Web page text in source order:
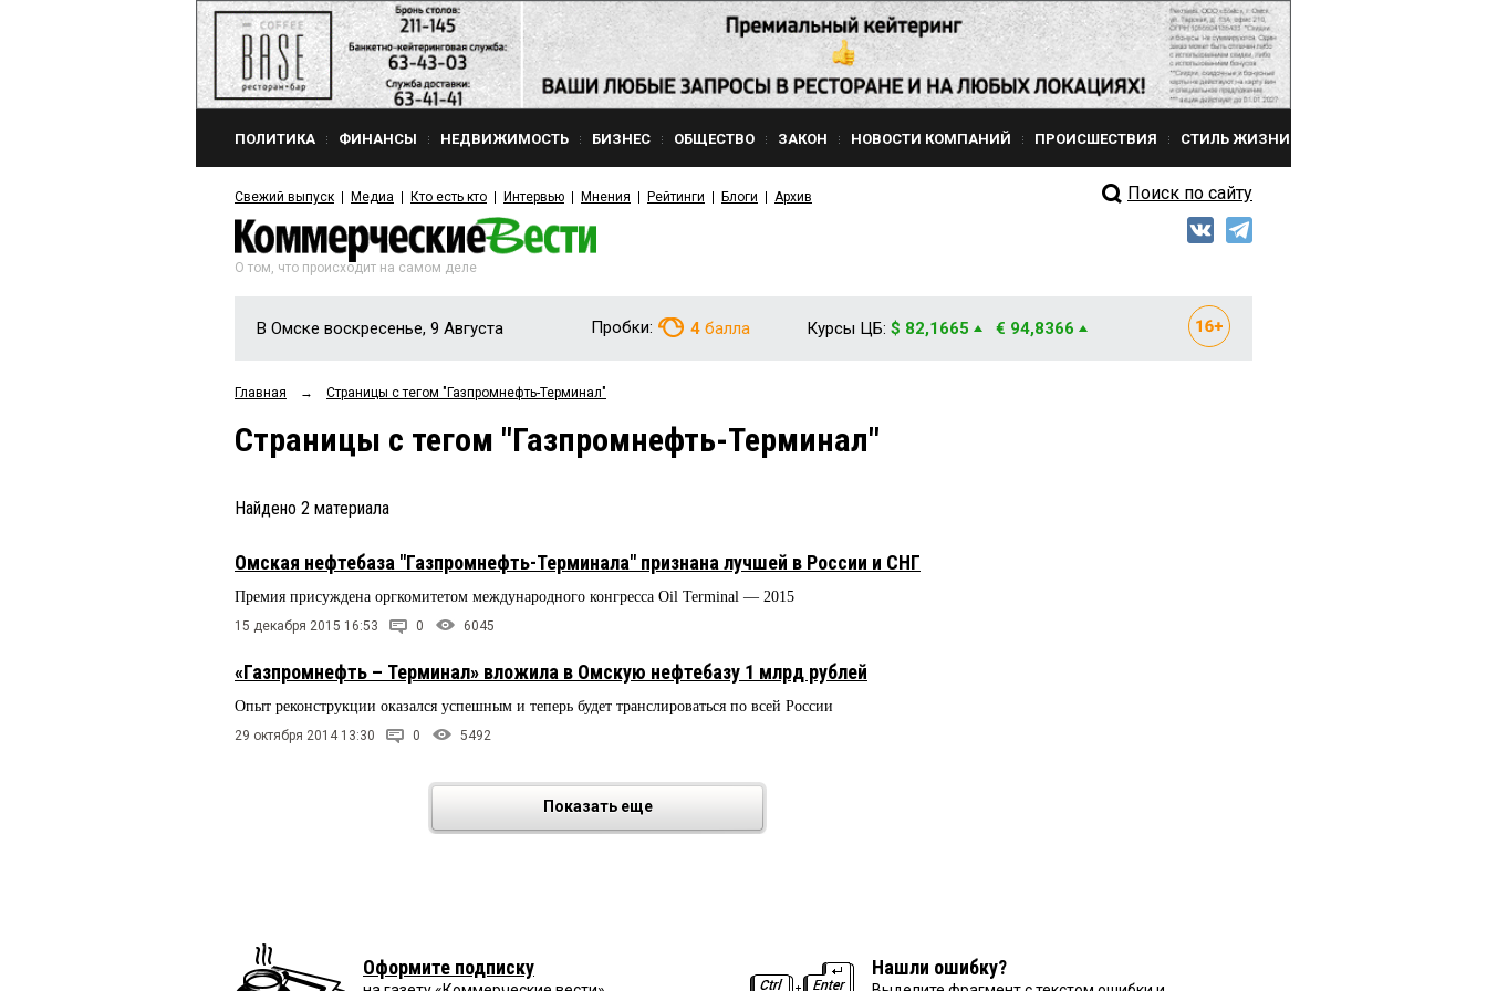
ПОЛИТИКА ФИНАНСЫ НЕДВИЖИМОСТЬ БИЗНЕС ОБЩЕСТВО ЗАКОН НОВОСТИ КОМПАНИЙ ПРОИСШЕСТВИЯ СТИЛЬ ЖИЗНИ
Свежий выпуск Медиа Кто есть кто Интервью Мнения Рейтинги Блоги Архив Поиск по сайту
О том, что происходит на самом деле
В Омске воскресенье, 9 Августа Пробки: 4 балла Курсы ЦБ: $ 82,1665 € 94,8366
Главная → Страницы c тегом "Газпромнефть-Терминал"
Страницы c тегом "Газпромнефть-Терминал"
Найдено 2 материала
Омская нефтебаза "Газпромнефть-Терминала" признана лучшей в России и СНГ
Премия присуждена оргкомитетом международного конгресса Oil Terminal — 2015
15 декабря 2015 16:53 0 6045
«Газпромнефть – Терминал» вложила в Омскую нефтебазу 1 млрд рублей
Опыт реконструкции оказался успешным и теперь будет транслироваться по всей России
29 октября 2014 13:30 0 5492
Показать еще
Оформите подписку Нашли ошибку?